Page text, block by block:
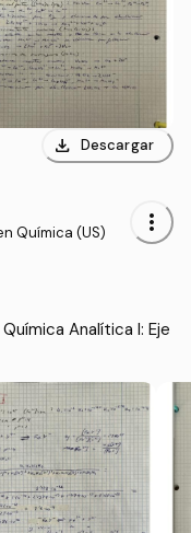
download Descargar
Química (US) more_vert
Analítica I: Eje